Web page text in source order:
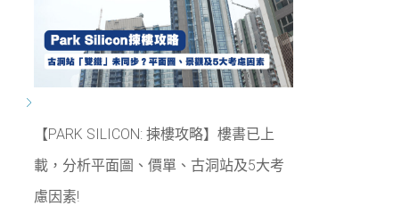
【PARK SILICON: 揀樓攻略】樓書已上
載，分析平面圖、價單、古洞站及5大考
慮因素!